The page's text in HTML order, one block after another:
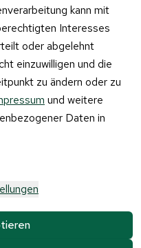
kann mit
Interesses
oder abgelehnt
einzuwilligen und die
zu ändern oder zu
und weitere
Daten in
und